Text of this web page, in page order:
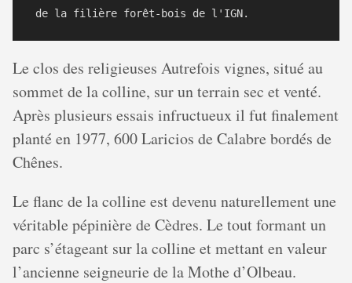
Le clos des religieuses Autrefois vignes, situé au
sommet de la colline, sur un terrain sec et venté.
Après plusieurs essais infructueux il fut finalement
planté en 1977, 600 Laricios de Calabre bordés de
Chênes.
Le flanc de la colline est devenu naturellement une
véritable pépinière de Cèdres. Le tout formant un
parc s’étageant sur la colline et mettant en valeur
l’ancienne seigneurie de la Mothe d’Olbeau.